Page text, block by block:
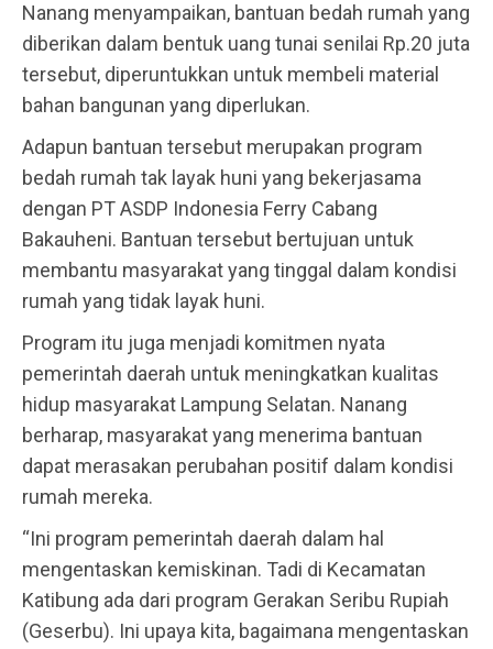
Nanang menyampaikan, bantuan bedah rumah yang
diberikan dalam bentuk uang tunai senilai Rp.20 juta
tersebut, diperuntukkan untuk membeli material
bahan bangunan yang diperlukan.
Adapun bantuan tersebut merupakan program
bedah rumah tak layak huni yang bekerjasama
dengan PT ASDP Indonesia Ferry Cabang
Bakauheni. Bantuan tersebut bertujuan untuk
membantu masyarakat yang tinggal dalam kondisi
rumah yang tidak layak huni.
Program itu juga menjadi komitmen nyata
pemerintah daerah untuk meningkatkan kualitas
hidup masyarakat Lampung Selatan. Nanang
berharap, masyarakat yang menerima bantuan
dapat merasakan perubahan positif dalam kondisi
rumah mereka.
“Ini program pemerintah daerah dalam hal
mengentaskan kemiskinan. Tadi di Kecamatan
Katibung ada dari program Gerakan Seribu Rupiah
(Geserbu). Ini upaya kita, bagaimana mengentaskan